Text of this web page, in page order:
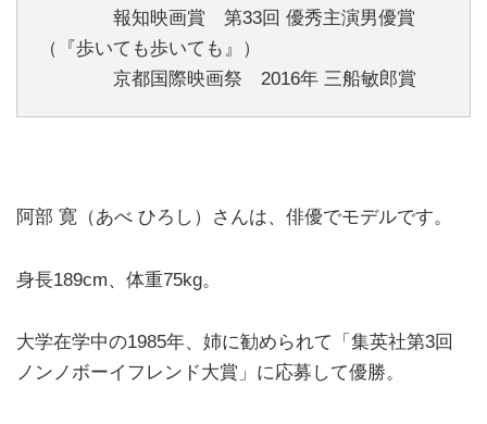
報知映画賞 第33回 優秀主演男優賞
（『歩いても歩いても』）
京都国際映画祭 2016年 三船敏郎賞
阿部 寛（あべ ひろし）さんは、俳優でモデルです。
身長189cm、体重75kg。
大学在学中の1985年、姉に勧められて「集英社第3回
ノンノボーイフレンド大賞」に応募して優勝。